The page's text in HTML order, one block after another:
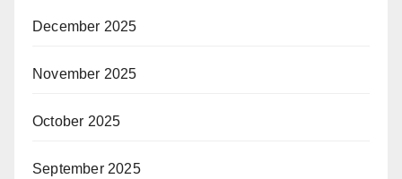
December 2025
November 2025
October 2025
September 2025